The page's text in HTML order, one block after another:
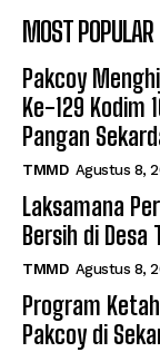
MOST POPULAR
Pakcoy
Ke-129 Kodim
Pangan
TMMD Agustus 8,
Laksamana
Bersih di Desa
TMMD Agustus 8,
Program
Pakcoy di